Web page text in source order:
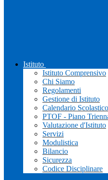
Istituto
Istituto Comprensivo
Chi Siamo
Regolamenti
Gestione di Istituto
Calendario Scolastico
PTOF - Piano
Valutazione d'Istituto
Servizi
Modulistica
Bilancio
Sicurezza
Codice Disciplinare